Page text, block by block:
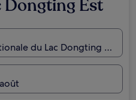
Dongting Est
du Lac Dongting Est,